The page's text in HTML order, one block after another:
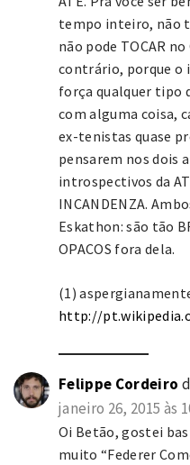
tempo inteiro, não
não pode TOCAR
contrário, porque o
força qualquer tipo
com alguma coisa,
ex-tenistas quase
pensarem nos dois
introspectivos da
INCANDENZA.
Eskathon: são tão
OPACOS fora dela.
(1)
http://
Felippe Cordeiro
janeiro 26, 2015 às
Oi Betão, gostei
muito “Federer